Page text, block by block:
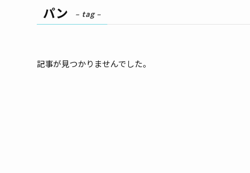
パン – tag –
記事が見つかりませんでした。